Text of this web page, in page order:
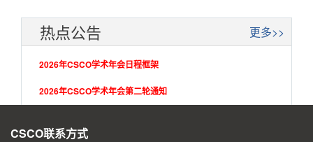
热点公告 更多>>
2026年CSCO学术年会日程框架
2026年CSCO学术年会第二轮通知
CSCO联系方式